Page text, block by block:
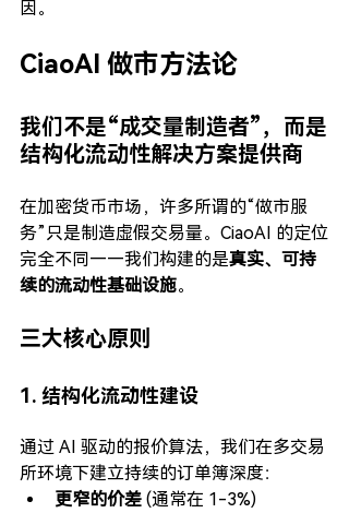
因。
CiaoAI 做市方法论
我们不是“成交量制造者”，而是
结构化流动性解决方案提供商
在加密货币市场，许多所谓的“做市服
务”只是制造虚假交易量。CiaoAI 的定位
完全不同——我们构建的是真实、可持
续的流动性基础设施。
三大核心原则
1. 结构化流动性建设
通过 AI 驱动的报价算法，我们在多交易
所环境下建立持续的订单簿深度：
更窄的价差 (通常在 1-3%)